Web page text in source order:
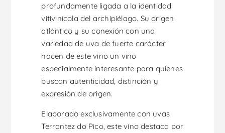
profundamente ligada a la identidad
vitivinícola del archipiélago. Su origen
atlántico y su conexión con una
variedad de uva de fuerte carácter
hacen de este vino un vino
especialmente interesante para quienes
buscan autenticidad, distinción y
expresión de origen.
Elaborado exclusivamente con uvas
Terrantez do Pico, este vino destaca por